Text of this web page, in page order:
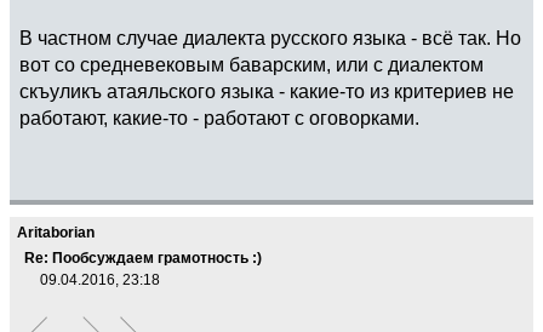
В частном случае диалекта русского языка - всё так. Но
вот со средневековым баварским, или с диалектом
скъуликъ атаяльского языка - какие-то из критериев не
работают, какие-то - работают с оговорками.
Aritaborian
Re: Пообсуждаем грамотность :)
09.04.2016, 23:18